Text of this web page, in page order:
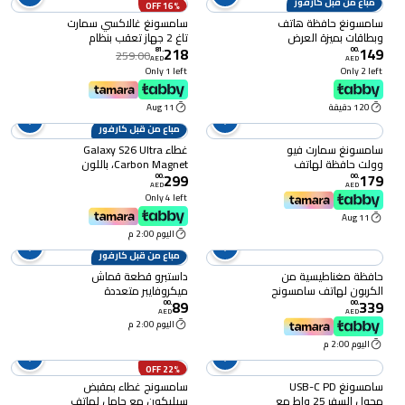
سامسونغ حافظة هاتف
وبطاقات بميزة العرض
الذكي لهاتف غالاكسي
أس24 - بنفسجي
149
.
00
AED
Only 2 left
120 دقيقة
16% OFF
سامسونغ غالاكسي سمارت
تاغ 2 جهاز تعقب بنظام
تحديد المواقع و تقنية
البلوتوث اللاسلكية - أسود
و أبيض -
218
.
81
AED
259.00
Only 1 left
11 Aug
سامسونغ سمارت فيو
وولت حافظة لهاتف
غالاكسي S23 إلترا - خضراء
179
.
00
AED
11 Aug
مباع من قبل كارفور
غطاء Galaxy S26 Ultra
Carbon Magnet، باللون
الرمادي الداكن
299
.
00
AED
Only 4 left
اليوم 2:00 م
حافظة مغناطيسية من
الكربون لهاتف سامسونج
جالاكسي زد فولد 8 - أزرق
339
.
00
AED
اليوم 2:00 م
مباع من قبل كارفور
داستبرو قطعة قماش
ميكروفايبر متعددة
الاستخدامات، مقاس
40×40 سم، 4 قطع
89
.
00
AED
اليوم 2:00 م
سامسونغ USB-C PD
22% OFF
سامسونج غطاء بمقبض